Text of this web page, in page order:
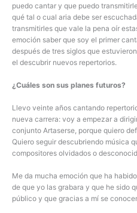
puedo cantar y que puedo
qué tal o cual aria debe ser
transmitirles que vale la pena oír
emoción saber que soy el primer
después de tres siglos que
el descubrir nuevos repertorios.
¿Cuáles son sus planes futuros?
Llevo veinte años cantando
nueva carrera: voy a empezar a
conjunto Artaserse, porque quiero
Quiero seguir descubriendo música
compositores olvidados o
Me da mucha emoción que ha
de que yo las grabara y que he sido
público y que gracias a mí se